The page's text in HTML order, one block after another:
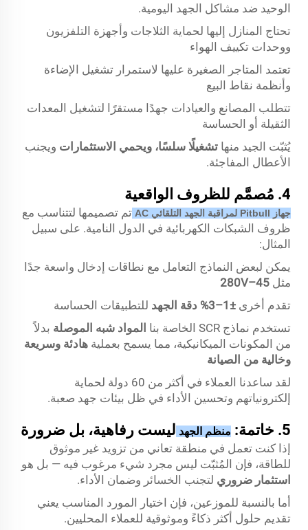
الوحيد ضد مشاكل الجهد اليومية.
تحتاج المنازل إليها لحماية الثلاجات وأجهزة التلفزيون
ووحدات تكييف الهواء
تعتمد المتاجر الصغيرة عليها لاستمرار تشغيل الإضاءة
وأنظمة نقاط البيع
تتطلب المصانع والعيادات جهدًا مستقرًا لتشغيل المعدات
الثقيلة أو الحساسة
يُثبّت الجيد منها تشغيلًا سلسًا، ويحمي الاستثمارات ويجنب
الأعطال المفاجئة.
4. مُصمَّم للظروف الواقعية
جهاز Pitbull لمراقبة الجهد التلقائي AC
تم تصميمها لتتناسب مع
ظروف الشبكات الكهربائية في الدول النامية. على سبيل
المثال:
يمكن لبعض النماذج التعامل مع نطاقات إدخال واسعة جدًا
مثل 45–280V
تقدم أخرى ±1–3% دقة الجهد
للتطبيقات الحساسة
تستخدم نماذج SCR الخاصة بنا
المواد شبه الموصلة بدلاً
من المكونات الميكانيكية، مما يسمح بعملية هادئة وسريعة
وخالية من الصيانة
لقد ساعدنا العملاء في أكثر من 60 دولة لحماية
إلكترونياتهم وتحسين الأداء في ظل بيئات جهد صعبة.
5. خاتمة: منظم الجهد ليست رفاهية، بل ضرورة
إذا كنت تعمل في منطقة تعاني من تزويد غير موثوق
للطاقة، فإن المُثبّت ليس مجرد شيء مرغوب فيه — بل هو
استثمار ضروري لتجنب الخسائر وضمان الأداء.
أما بالنسبة للموزعين، فإن اختيار المورد المناسب يعني
تقديم حلول أكثر ذكاءً وموثوقية للعملاء المحليين.